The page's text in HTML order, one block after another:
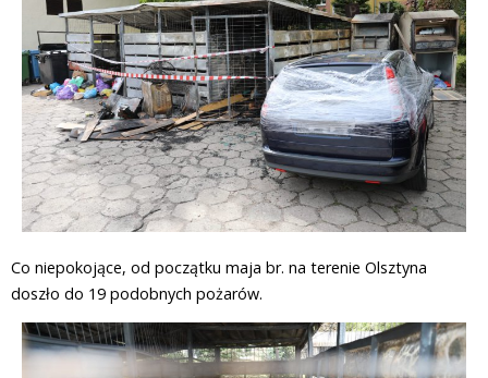
Co niepokojące, od początku maja br. na terenie Olsztyna
doszło do 19 podobnych pożarów.